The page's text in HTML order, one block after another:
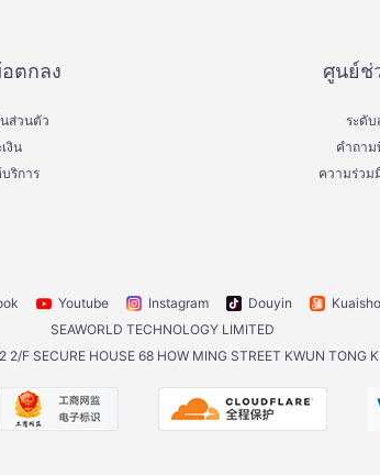
ตกลง
ส่วนตัว
งิน
ริการ
ศูนย์ช่
ระดั
คำถา
ความร่วม
Youtube Instagram Douyin
SEAWORLD TECHNOLOGY LIMITED
2/F SECURE HOUSE 68 HOW MING STREET KWUN TONG